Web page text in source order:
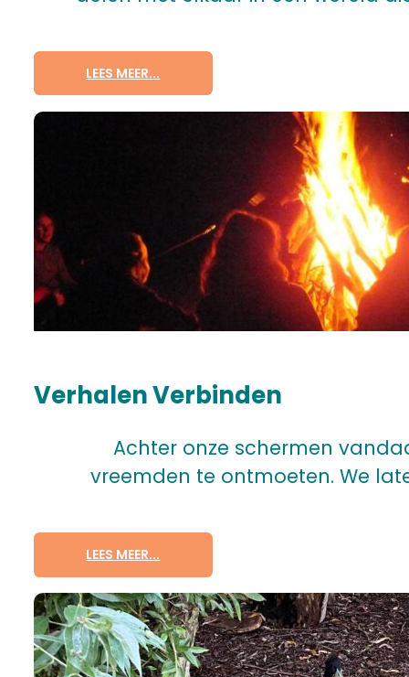
LEES MEER...
Verhalen Verbinden
Achter onze schermen
vreemden te ontmoeten. We
LEES MEER...